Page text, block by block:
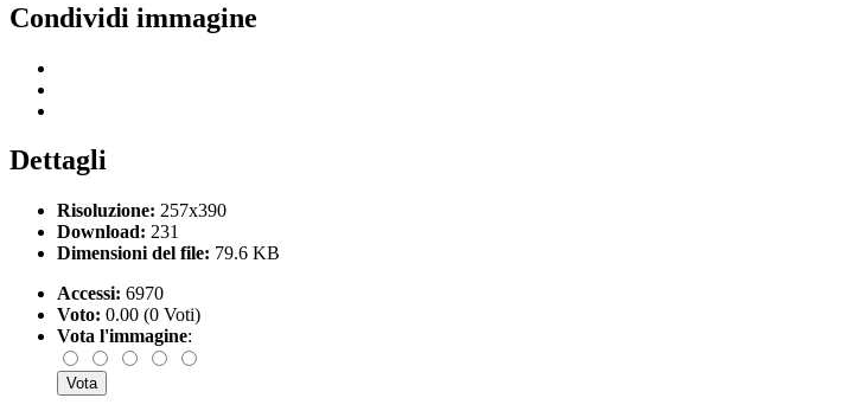
Condividi immagine
Dettagli
Risoluzione: 257x390
Download: 231
Dimensioni del file: 79.6 KB
Accessi: 6970
Voto: 0.00 (0 Voti)
Vota l'immagine: